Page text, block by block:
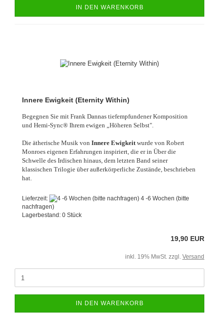
IN DEN WARENKORB
Innere Ewigkeit (Eternity Within)
Begegnen Sie mit Frank Dannas tiefempfundener Komposition
und Hemi-Sync® Ihrem ewigen „Höheren Selbst".
Die ätherische Musik von Innere Ewigkeit wurde von Robert
Monroes eigenen Erfahrungen inspiriert, die er in Über die
Schwelle des Irdischen hinaus, dem letzten Band seiner
klassischen Trilogie über außerkörperliche Zustände, beschrieben
hat.
Lieferzeit:
4 -6 Wochen (bitte
nachfragen)
Lagerbestand: 0 Stück
19,90 EUR
inkl. 19% MwSt. zzgl. Versand
IN DEN WARENKORB